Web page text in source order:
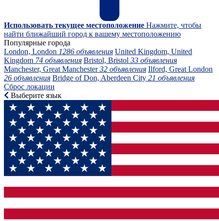
Использовать текущее местоположение Нажмите, чтобы
найти ближайший город к вашему местоположению
Популярные города
London, London 1286 объявления United Kingdom, United
Kingdom 74 объявления Bristol, Bristol 33 объявления
Manchester, Great Manchester32 объявления Ilford, Great London
26 объявления Bridge of Don, Aberdeen City 21 объявления
Сброс локации
Выберите язык